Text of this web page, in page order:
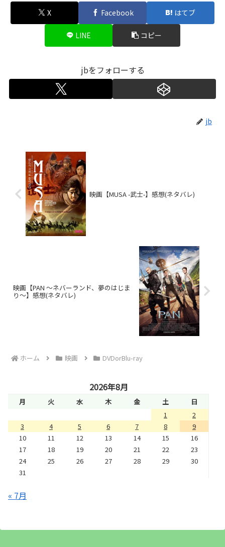
X Facebook はてブ
LINE コピー
jbをフォローする
jb
映画【MUSA -武士-】感想(ネタバレ)
映画【PAN ～ネバーランド、夢のはじま
り～】感想(ネタバレ)
ホーム 映画 DVDorBlu-ray
2026年8月
月 火 水 木 金 土
日
1
2
3
4 5 6 7 8
9
10
11 12 13 14 15
16
17
18 19 20 21 22
23
24
25 26 27 28 29
30
31
« 7月